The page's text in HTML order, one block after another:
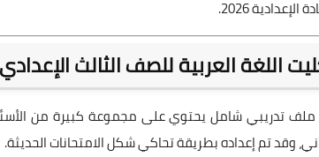
2026.
اللغة العربية للصف الثالث الإعدادي 2026؟
ملف تدريبي شامل يحتوي على مجموعة كبيرة من
وقد تم إعداده بطريقة تحاكي شكل الامتحانات الحديثة.